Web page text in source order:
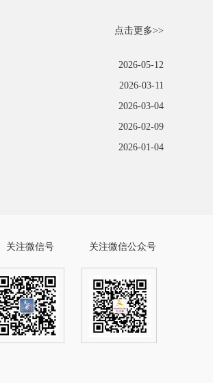
点击更多>>
2026-05-12
2026-03-11
2026-03-04
2026-02-09
2026-01-04
关注微信号 关注微信公众号